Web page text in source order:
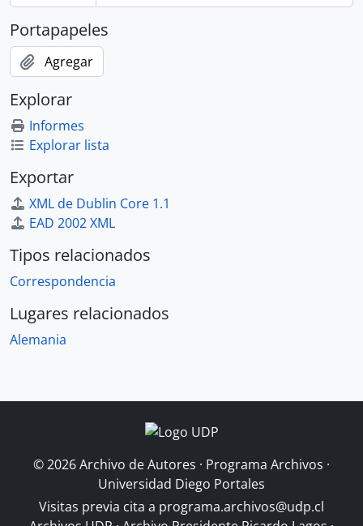
Portapapeles
Agregar
Explorar
Informes
Explorar lista
Exportar
XML de Dublin Core 1.1
EAD 2002 XML
Tipos relacionados
Correspondencia
Lugares relacionados
Alemania
© 2026 Archivo de Autores · Programa Archivos ·
Universidad Diego Portales
Visitas previa cita a programa.archivos@udp.cl